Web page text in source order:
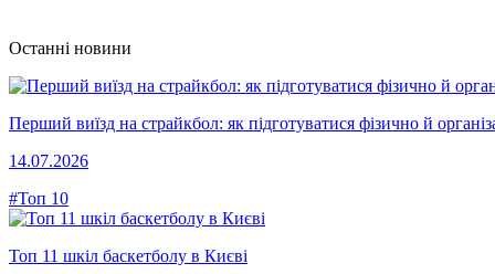
Останні новини
Перший виїзд на страйкбол: як підготуватися фізично й
14.07.2026
#Топ 10
Топ 11 шкіл баскетболу в Києві